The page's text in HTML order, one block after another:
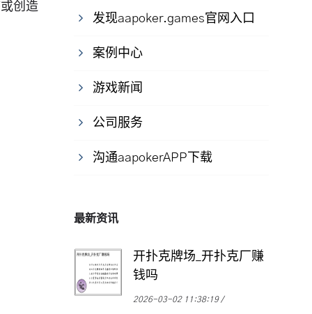
创造
发现aapoker.games官网入口
案例中心
游戏新闻
公司服务
沟通aapokerAPP下载
最新资讯
开扑克牌场_开扑克厂赚
钱吗
2026-03-02 11:38:19